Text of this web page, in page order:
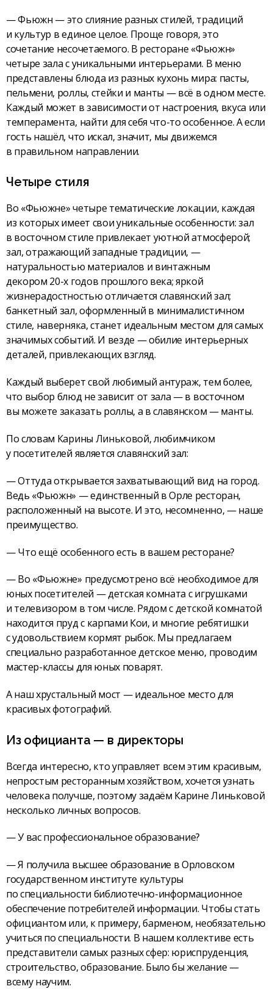
— Фьюжн — это слияние разных стилей, традиций
и культур в единое целое. Проще говоря, это
сочетание несочетаемого. В ресторане «Фьюжн»
четыре зала с уникальными интерьерами. В меню
представлены блюда из разных кухонь мира: пасты,
пельмени, роллы, стейки и манты — всё в одном месте.
Каждый может в зависимости от настроения, вкуса или
темперамента, найти для себя что-то особенное. А если
гость нашёл, что искал, значит, мы движемся
в правильном направлении.
Четыре стиля
Во «Фьюжне» четыре тематические локации, каждая
из которых имеет свои уникальные особенности: зал
в восточном стиле привлекает уютной атмосферой;
зал, отражающий западные традиции, —
натуральностью материалов и винтажным
декором 20-х годов прошлого века; яркой
жизнерадостностью отличается славянский зал;
банкетный зал, оформленный в минималистичном
стиле, наверняка, станет идеальным местом для самых
значимых событий. И везде — обилие интерьерных
деталей, привлекающих взгляд.
Каждый выберет свой любимый антураж, тем более,
что выбор блюд не зависит от зала — в восточном
вы можете заказать роллы, а в славянском — манты.
По словам Карины Линьковой, любимчиком
у посетителей является славянский зал:
— Оттуда открывается захватывающий вид на город.
Ведь «Фьюжн» — единственный в Орле ресторан,
расположенный на высоте. И это, несомненно, — наше
преимущество.
— Что ещё особенного есть в вашем ресторане?
— Во «Фьюжне» предусмотрено всё необходимое для
юных посетителей — детская комната с игрушками
и телевизором в том числе. Рядом с детской комнатой
находится пруд с карпами Кои, и многие ребятишки
с удовольствием кормят рыбок. Мы предлагаем
специально разработанное детское меню, проводим
мастер-классы для юных поварят.
А наш хрустальный мост — идеальное место для
красивых фотографий.
Из официанта — в директоры
Всегда интересно, кто управляет всем этим красивым,
непростым ресторанным хозяйством, хочется узнать
человека получше, поэтому задаём Карине Линьковой
несколько личных вопросов.
— У вас профессиональное образование?
— Я получила высшее образование в Орловском
государственном институте культуры
по специальности библиотечно-информационное
обеспечение потребителей информации. Чтобы стать
официантом или, к примеру, барменом, необязательно
учиться по специальности. В нашем коллективе есть
представители самых разных сфер: юриспруденция,
строительство, образование. Было бы желание —
всему научим.